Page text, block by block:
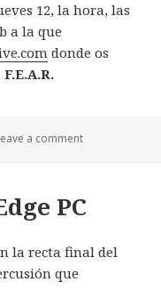
12, la hora, las
a la que
donde os
F.E.A.R.
a comment
PC
la recta final del
que